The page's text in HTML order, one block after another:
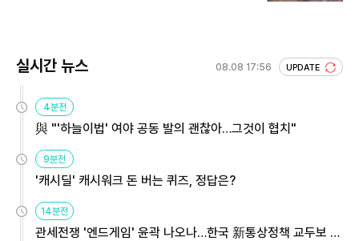
실시간 뉴스 08.08 17:56 UPDATE
4분전
與 "'하늘이법' 여야 공동 발의 괜찮아…그것이 협치"
9분전
'캐시딜' 캐시워크 돈 버는 퀴즈, 정답은?
14분전
관세전쟁 '엔드게임' 윤곽 나오나…한국 新통상정책 교두보 활